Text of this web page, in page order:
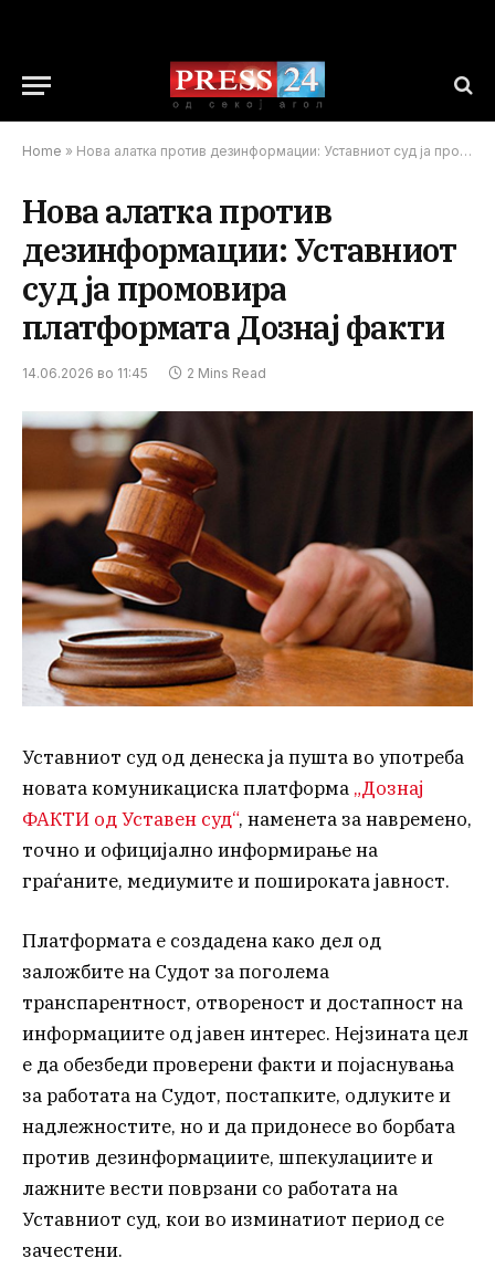
Home » Нова алатка против дезинформации: Уставниот суд ја промовира платформата Дознај факти
Нова алатка против
дезинформации: Уставниот
суд ја промовира
платформата Дознај факти
14.06.2026 во 11:45 2 Mins Read
Уставниот суд од денеска ја пушта во употреба
новата комуникациска платформа „Дознај
ФАКТИ од Уставен суд“, наменета за навремено,
точно и официјално информирање на
граѓаните, медиумите и пошироката јавност.
Платформата е создадена како дел од
заложбите на Судот за поголема
транспарентност, отвореност и достапност на
информациите од јавен интерес. Нејзината цел
е да обезбеди проверени факти и појаснувања
за работата на Судот, постапките, одлуките и
надлежностите, но и да придонесе во борбата
против дезинформациите, шпекулациите и
лажните вести поврзани со работата на
Уставниот суд, кои во изминатиот период се
зачестени.